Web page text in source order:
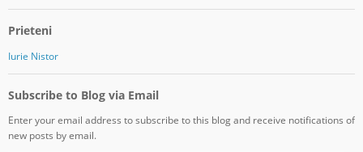
Prieteni
Iurie Nistor
Subscribe to Blog via Email
Enter your email address to subscribe to this blog and receive notifications of
new posts by email.